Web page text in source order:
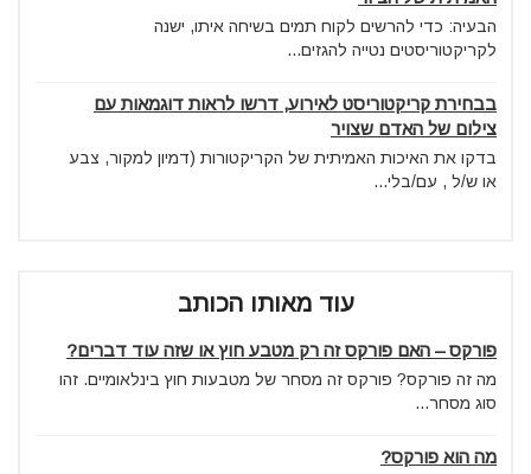
הבעיה: כדי להרשים לקוח תמים בשיחה איתו, ישנה
לקריקטוריסטים נטייה להגזים...
בבחירת קריקטוריסט לאירוע, דרשו לראות דוגמאות עם
צילום של האדם שצויר
בדקו את האיכות האמיתית של הקריקטורות (דמיון למקור, צבע
או ש/ל , עם/בלי...
עוד מאותו הכותב
פורקס – האם פורקס זה רק מטבע חוץ או שזה עוד דברים?
מה זה פורקס? פורקס זה מסחר של מטבעות חוץ בינלאומיים. זהו
סוג מסחר...
מה הוא פורקס?